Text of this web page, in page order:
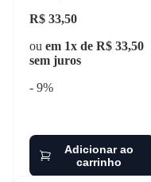
R$ 33,50
ou em 1x de R$ 33,50
sem juros
- 9%
Adicionar ao
carrinho